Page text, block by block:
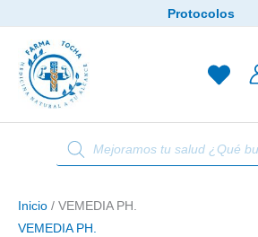
contenido
Protocolos
de
productos
Inicio / VEMEDIA PH.
VEMEDIA PH.